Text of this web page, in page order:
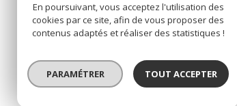
56480 CLÉGUÉREC
Nos honoraires Nos partenaires
© 2026 | Tous droits réservés
En poursuivant, vous acceptez l'utilisation des
cookies par ce site, afin de vous proposer des
contenus adaptés et réaliser des statistiques !
PARAMÉTRER TOUT ACCEPTER